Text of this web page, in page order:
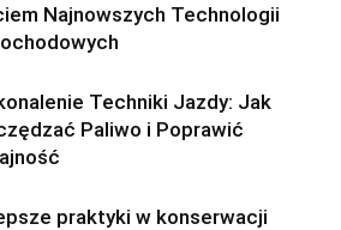
Najnowszych Technologii
Techniki Jazdy: Jak
Paliwo i Poprawić
praktyki w konserwacji